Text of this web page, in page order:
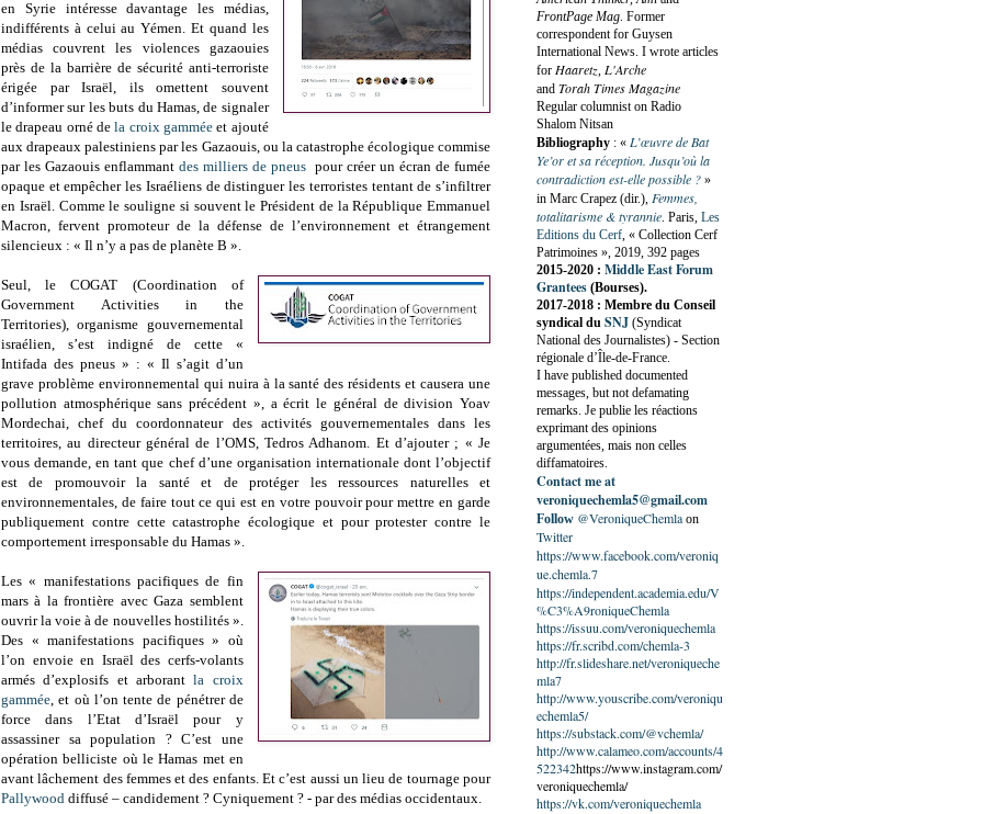
en Syrie intéresse davantage les médias,
indifférents à celui au Yémen. Et quand les
médias couvrent les violences gazaouies
près de la barrière de sécurité anti-terroriste
érigée par Israël, ils omettent souvent
d’informer sur les buts du Hamas, de signaler
le drapeau orné dela croix gammée et ajouté
aux drapeaux palestiniens par les Gazaouis, ou la catastrophe écologique commise
par les Gazaouis enflammant des milliers de pneus pour créer un écran de fumée
opaque et empêcher les Israéliens de distinguer les terroristes tentant de s’infiltrer
en Israël. Comme le souligne si souvent le Président de la République Emmanuel
Macron, fervent promoteur de la défense de l’environnement et étrangement
silencieux : « Il n’y a pas de planète B ».
Seul, le COGAT (Coordination of
Government Activities in the
Territories), organisme gouvernemental
israélien, s’est indigné de cette «
Intifada des pneus » : « Il s’agit d’un
grave problème environnemental qui nuira à la santé des résidents et causera une
pollution atmosphérique sans précédent », a écrit le général de division Yoav
Mordechai, chef du coordonnateur des activités gouvernementales dans les
territoires, au directeur général de l’OMS, Tedros Adhanom. Et d’ajouter ; « Je
vous demande, en tant que chef d’une organisation internationale dont l’objectif
est de promouvoir la santé et de protéger les ressources naturelles et
environnementales, de faire tout ce qui est en votre pouvoir pour mettre en garde
publiquement contre cette catastrophe écologique et pour protester contre le
comportement irresponsable du Hamas ».
Les « manifestations pacifiques de fin
mars à la frontière avec Gaza semblent
ouvrir la voie à de nouvelles hostilités ».
Des « manifestations pacifiques » où
l’on envoie en Israël des cerfs-volants
armés d’explosifs et arborantla croix
gammée, et où l’on tente de pénétrer de
force dans l’Etat d’Israël pour y
assassiner sa population ? C’est une
opération belliciste où le Hamas met en
avant lâchement des femmes et des enfants. Et c’est aussi un lieu de tournage pour
Pallywood diffusé – candidement ? Cyniquement ? - par des médias occidentaux.
FrontPage Mag. Former
correspondent for Guysen
International News. I wrote articles
for Haaretz, L'Arche
and Torah Times Magazine
Regular columnist on Radio
Shalom Nitsan
Bibliography : « L’œuvre de Bat
Ye’or et sa réception. Jusqu’où la
contradiction est-elle possible ? »
in Marc Crapez (dir.), Femmes,
totalitarisme & tyrannie. Paris, Les
Editions du Cerf, « Collection Cerf
Patrimoines », 2019, 392 pages
2015-2020 : Middle East Forum
Grantees (Bourses).
2017-2018 : Membre du Conseil
syndical du SNJ (Syndicat
National des Journalistes) - Section
régionale d’Île-de-France.
I have published documented
messages, but not defamating
remarks. Je publie les réactions
exprimant des opinions
argumentées, mais non celles
diffamatoires.
Contact me at
veroniquechemla5@gmail.com
Follow @VeroniqueChemlaon
Twitter
https://www.facebook.com/veroniq
ue.chemla.7
https://independent.academia.edu/V
%C3%A9roniqueChemla
https://issuu.com/veroniquechemla
https://fr.scribd.com/chemla-3
http://fr.slideshare.net/veroniqueche
mla7
http://www.youscribe.com/veroniqu
echemla5/
https://substack.com/@vchemla/
http://www.calameo.com/accounts/4
522342https://www.instagram.com/
veroniquechemla/
https://vk.com/veroniquechemla